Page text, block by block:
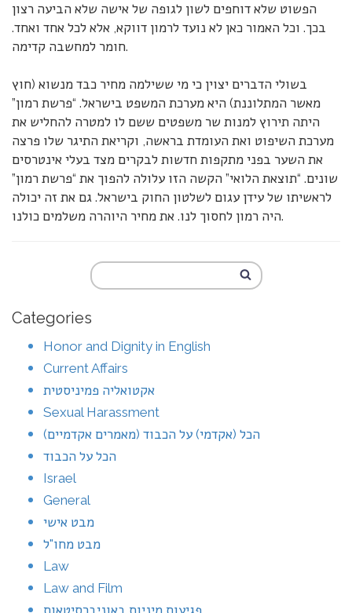
הפשוט שלא דוחפים לשון לגופה של אישה שלא הביעה רצון
בכך. וכל האמור כאן לא נועד לרמון דווקא, אלא לכל אחד ואחד.
חומר למחשבה קדימה.
בשולי הדברים יצוין כי מי ששילמה מחיר כבד מנשוא (חוץ
מאשר המתלוננת) היא מערכת המשפט בישראל. “פרשת רמון”
היתה תירוץ למנות שר משפטים ששם לו למטרה להחליש את
מערכת השיפוט ואת העומדת בראשה, וקריאת התיגר שלו פרצה
את השער בפני מתקפות חדשות לבקרים מצד בעלי אינטרסים
שונים. “תוצאת הלואי” הקשה הזו עלולה להפוך את “פרשת רמון”
לראשיתו של עידן עגום לשלטון החוק בישראל. גם את זה יכולה
היה רמון לחסוך לנו. את מחיר היוהרה משלמים כולנו.
Categories
Honor and Dignity in English
Current Affairs
אקטואליה פמיניסטית
Sexual Harassment
הכל (אקדמי) על הכבוד (מאמרים אקדמיים)
הכל על הכבוד
Israel
General
מבט אישי
מבט מחו"ל
Law
Law and Film
פגיעות מיניות באוניברסיטאות